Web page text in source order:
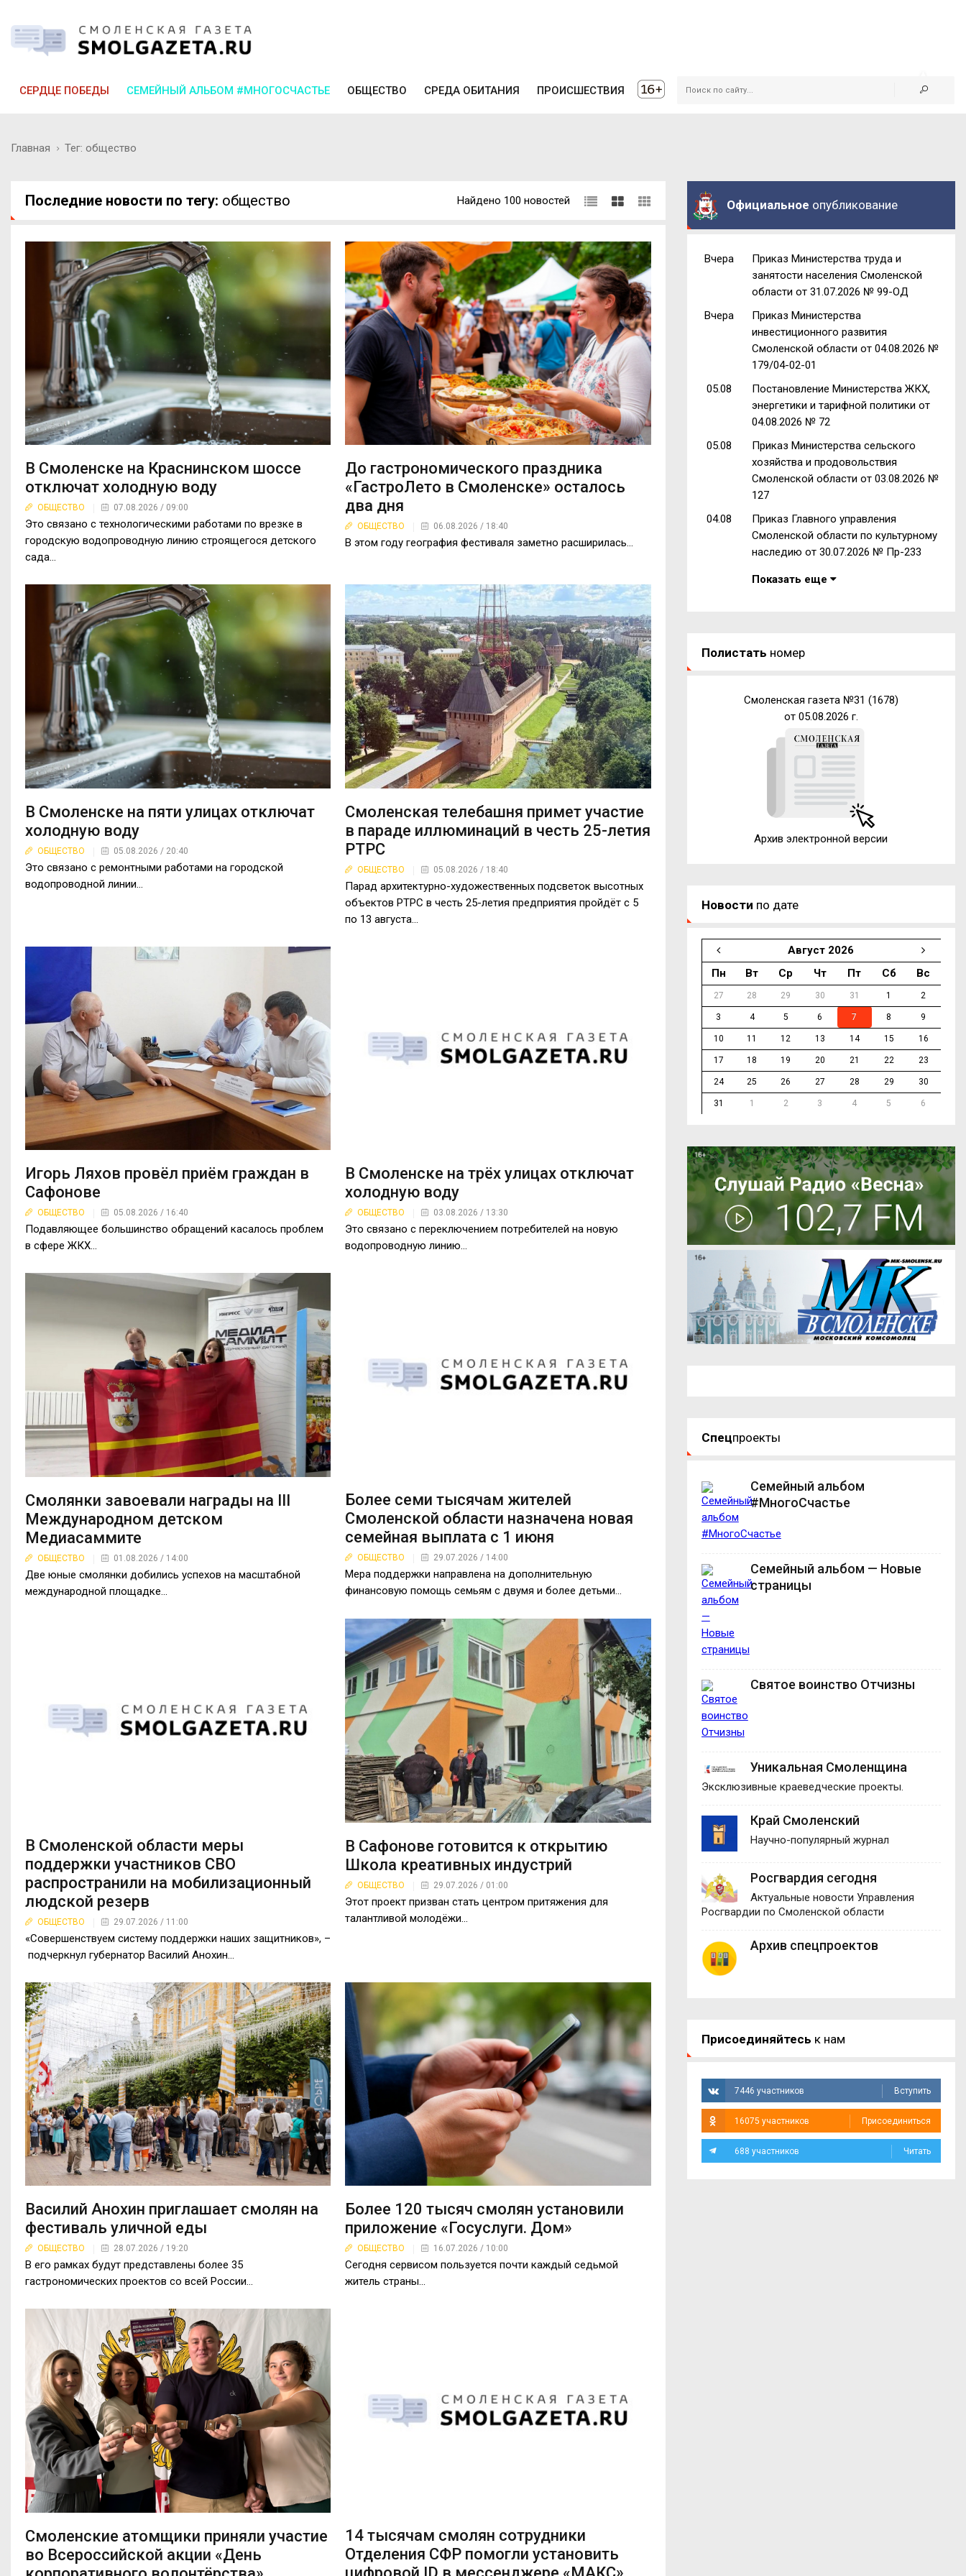
СЕРДЦЕ ПОБЕДЫ СЕМЕЙНЫЙ АЛЬБОМ #МНОГОСЧАСТЬЕ ОБЩЕСТВО СРЕДА ОБИТАНИЯ ПРОИСШЕСТВИЯ
Главная Тег: общество
Последние новости по тегу: общество Найдено 100 новостей
В Смоленске на Краснинском шоссе
отключат холодную воду
ОБЩЕСТВО 07.08.2026 / 09:00
Это связано с технологическими работами по врезке в
городскую водопроводную линию строящегося детского
сада...
До гастрономического праздника
«ГастроЛето в Смоленске» осталось
два дня
ОБЩЕСТВО 06.08.2026 / 18:40
В этом году география фестиваля заметно расширилась...
В Смоленске на пяти улицах отключат
холодную воду
ОБЩЕСТВО 05.08.2026 / 20:40
Это связано с ремонтными работами на городской
водопроводной линии...
Смоленская телебашня примет участие
в параде иллюминаций в честь 25-летия
РТРС
ОБЩЕСТВО 05.08.2026 / 18:40
Парад архитектурно-художественных подсветок высотных
объектов РТРС в честь 25-летия предприятия пройдёт с 5
по 13 августа...
Игорь Ляхов провёл приём граждан в
Сафонове
ОБЩЕСТВО 05.08.2026 / 16:40
Подавляющее большинство обращений касалось проблем
в сфере ЖКХ...
В Смоленске на трёх улицах отключат
холодную воду
ОБЩЕСТВО 03.08.2026 / 13:30
Это связано с переключением потребителей на новую
водопроводную линию...
Смолянки завоевали награды на III
Международном детском
Медиасаммите
ОБЩЕСТВО 01.08.2026 / 14:00
Две юные смолянки добились успехов на масштабной
международной площадке...
Более семи тысячам жителей
Смоленской области назначена новая
семейная выплата с 1 июня
ОБЩЕСТВО 29.07.2026 / 14:00
Мера поддержки направлена на дополнительную
финансовую помощь семьям с двумя и более детьми...
В Смоленской области меры
поддержки участников СВО
распространили на мобилизационный
людской резерв
ОБЩЕСТВО 29.07.2026 / 11:00
«Совершенствуем систему поддержки наших защитников», –
подчеркнул губернатор Василий Анохин...
В Сафонове готовится к открытию
Школа креативных индустрий
ОБЩЕСТВО 29.07.2026 / 01:00
Этот проект призван стать центром притяжения для
талантливой молодёжи...
Василий Анохин приглашает смолян на
фестиваль уличной еды
ОБЩЕСТВО 28.07.2026 / 19:20
В его рамках будут представлены более 35
гастрономических проектов со всей России…
Более 120 тысяч смолян установили
приложение «Госуслуги. Дом»
ОБЩЕСТВО 16.07.2026 / 10:00
Сегодня сервисом пользуется почти каждый седьмой
житель страны...
Смоленские атомщики приняли участие
во Всероссийской акции «День
14 тысячам смолян сотрудники
Отделения СФР помогли установить
Официальное опубликование
Вчера
Приказ Министерства труда и
занятости населения Смоленской
области от 31.07.2026 № 99-ОД
Вчера
Приказ Министерства
инвестиционного развития
Смоленской области от 04.08.2026 №
179/04-02-01
05.08
Постановление Министерства ЖКХ,
энергетики и тарифной политики от
04.08.2026 № 72
05.08
Приказ Министерства сельского
хозяйства и продовольствия
Смоленской области от 03.08.2026 №
127
04.08
Приказ Главного управления
Смоленской области по культурному
наследию от 30.07.2026 № Пр-233
Показать еще
Полистать номер
Смоленская газета №31 (1678)
от 05.08.2026 г.
Архив электронной версии
Новости по дате
Август 2026
Пн
Вт Ср Чт Пт Сб Вс
27 28 29 30 31 1 2
3 4 5 6 7 8 9
10 11 12 13 14 15 16
17 18 19 20 21 22 23
24 25 26 27 28 29 30
31 1 2 3 4 5 6
Спецпроекты
Семейный альбом
#МногоСчастье
Семейный альбом — Новые
страницы
Святое воинство Отчизны
Уникальная Смоленщина
Эксклюзивные краеведческие проекты.
Край Смоленский
Научно-популярный журнал
Росгвардия сегодня
Актуальные новости Управления
Росгвардии по Смоленской области
Архив спецпроектов
Присоединяйтесь к нам
7446 участников Вступить
16075 участников Присоединиться
688 участников Читать